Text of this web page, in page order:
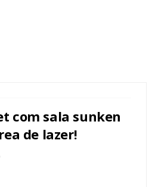
com sala sunken
de lazer!